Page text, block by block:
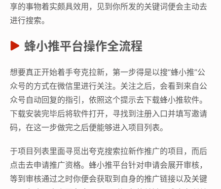
享的事物着实颇具效用，见到你所发的关键词便会主动去
进行搜索。
蜂小推平台操作全流程
想要真正开始着手夸克拉新，第一步得是以搜“蜂小推”公
众号的方式在微信里进行关注。关注之后，会看到来自公
众号自动回复的指引，依照这个提示去下载蜂小推软件。
下载安装完毕后将软件打开，寻找到注册入口并填写邀请
码，在这一步做完之后便能够进入项目列表。
于项目列表里面寻觅出夸克搜索拉新作推广的项目，而后
点击去申请推广资格。蜂小推平台针对申请会展开审核，
等到审核通过之时你便会获取到自身的推广链接以及关键